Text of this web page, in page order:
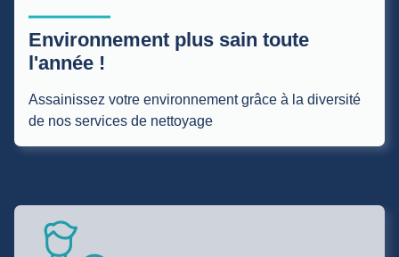
Environnement plus sain toute
l'année !
Assainissez votre environnement grâce à la diversité
de nos services de nettoyage